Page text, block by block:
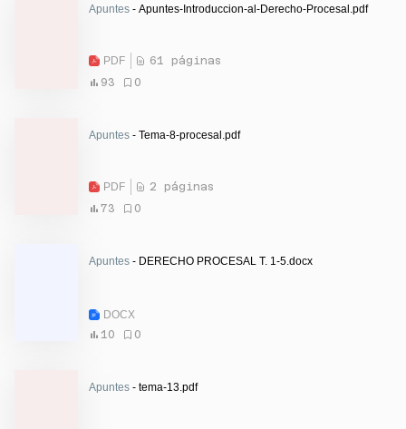
Apuntes - Apuntes-Introduccion-al-Derecho-Procesal.pdf
PDF
61 páginas
93
0
Apuntes - Tema-8-procesal.pdf
PDF
2 páginas
73
0
Apuntes - DERECHO PROCESAL T. 1-5.docx
DOCX
10
0
Apuntes - tema-13.pdf